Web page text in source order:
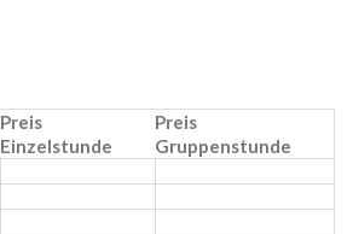
Preis
Einzelstunde
Preis
Gruppenstunde